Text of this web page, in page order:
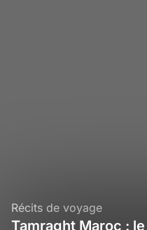
Récits de voyage
Tamraght Maroc :